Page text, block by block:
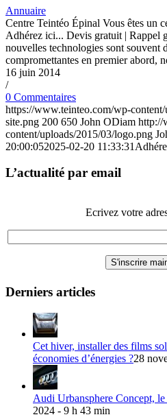
Annuaire
Centre Teintéo Épinal Vous êtes un
Adhérez ici... Devis gratuit | Rappel
nouvelles technologies sont souvent
compromettantes en premier abord,
16 juin 2014
/
0 Commentaires
https://www.teinteo.com/wp-
site.png 200 650 John ODiam http://
content/uploads/2015/03/logo.png
20:00:052025-02-20 11:33:31
L’actualité par email
Ecrivez votre
Derniers articles
Cet hiver, installer des films
économies d’énergies ?28
Audi Urbansphere Concept,
2024 - 9 h 43 min